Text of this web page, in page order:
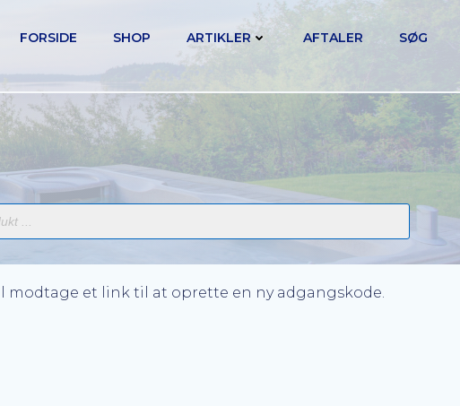
FORSIDE SHOP ARTIKLER AFTALER SØG
modtage et link til at oprette en ny adgangskode.